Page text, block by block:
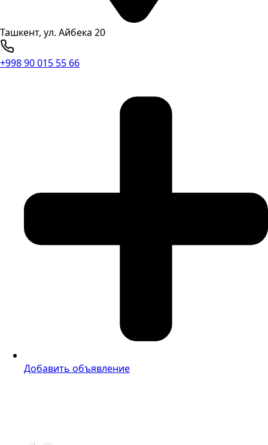
Ташкент, ул. Айбека 20
+998 90 015 55 66
Добавить объявление